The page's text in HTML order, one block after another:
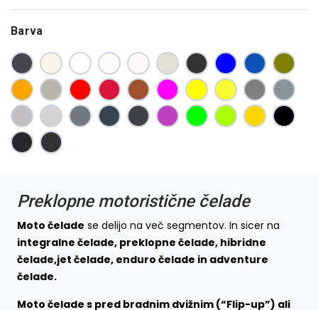
Barva
Preklopne motoristične čelade
Moto čelade se delijo na več segmentov. In sicer na
integralne čelade, preklopne čelade, hibridne
čelade,jet čelade, enduro čelade in adventure
čelade.
Moto čelade s pred bradnim dvižnim (“Flip-up”) ali